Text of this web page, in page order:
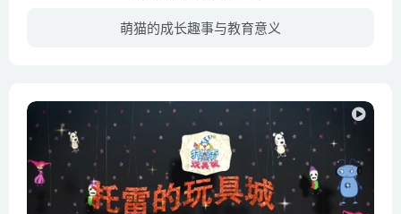
萌猫的成长趣事与教育意义